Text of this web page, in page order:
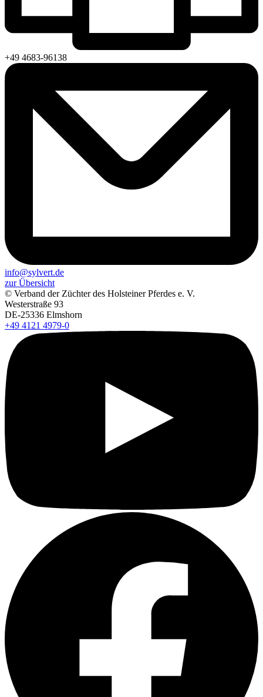
+49 4683-96138
info@sylvert.de
zur Übersicht
© Verband der Züchter des Holsteiner Pferdes e. V.
Westerstraße 93
DE-25336 Elmshorn
+49 4121 4979-0